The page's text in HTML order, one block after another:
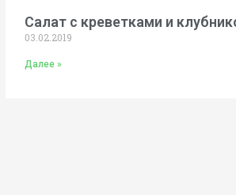
Салат с креветками и
03.02.2019
Далее »